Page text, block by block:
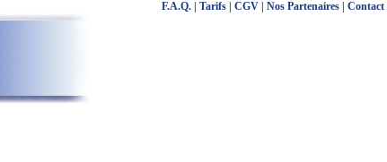
F.A.Q. Tarifs CGV Nos Partenaires Contact